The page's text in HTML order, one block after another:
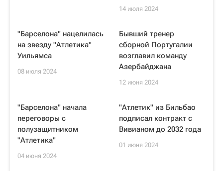
14 июля 2024
"Барселона" нацелилась
на звезду "Атлетика"
Уильямса
08 июля 2024
Бывший тренер
сборной Португалии
возглавил команду
Азербайджана
12 июня 2024
"Барселона" начала
переговоры с
полузащитником
"Атлетика"
04 июня 2024
"Атлетик" из Бильбао
подписал контракт с
Вивианом до 2032 года
01 июня 2024